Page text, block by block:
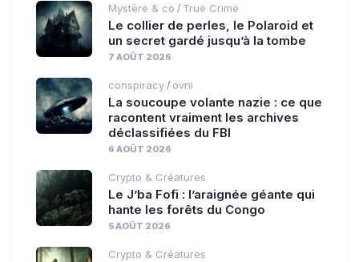
Mystère & co / True Crime
Le collier de perles, le Polaroid et
un secret gardé jusqu’à la tombe
7 AOÛT 2026
conspiracy / ovni
La soucoupe volante nazie : ce que
racontent vraiment les archives
déclassifiées du FBI
6 AOÛT 2026
Crypto & Créatures
Le J’ba Fofi : l’araignée géante qui
hante les forêts du Congo
5 AOÛT 2026
Crypto & Créatures